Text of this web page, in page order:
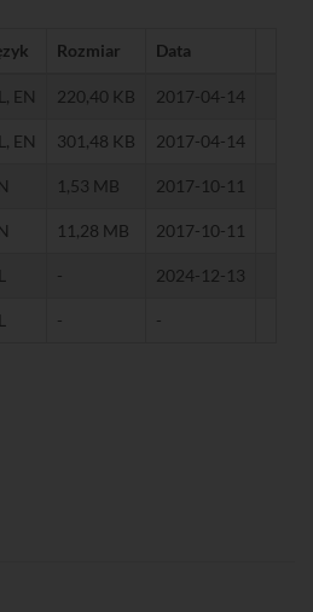
Rozmiar Data
EN 220,40 KB 2017-04-14
EN 301,48 KB 2017-04-14
1,53 MB 2017-10-11
11,28 MB 2017-10-11
- 2024-12-13
- -